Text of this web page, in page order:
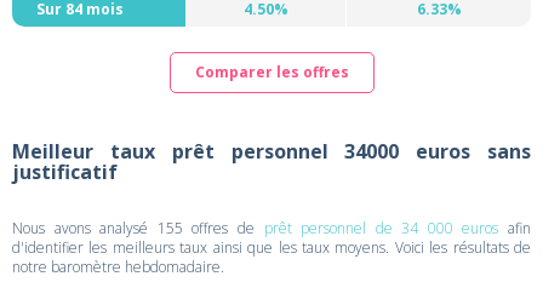
Sur 84 mois 4.50% 6.33%
Comparer les offres
Meilleur taux prêt personnel 34000 euros sans
justificatif
Nous avons analysé 155 offres de prêt personnel de 34 000 euros afin
d'identifier les meilleurs taux ainsi que les taux moyens. Voici les résultats de
notre baromètre hebdomadaire.